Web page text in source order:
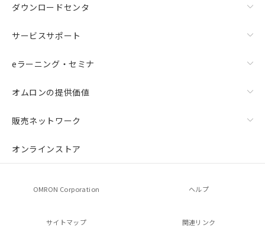
ダウンロードセンタ
サービスサポート
eラーニング・セミナ
オムロンの提供価値
販売ネットワーク
オンラインストア
OMRON Corporation ヘルプ
サイトマップ 関連リンク